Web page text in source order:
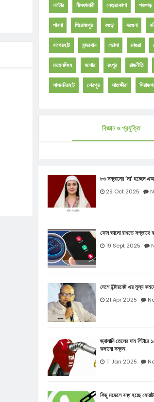
নাটোর নীলফামারী নেত্রকোণা পঞ্চগড়
পাবনা পিরোজপুর বগুড়া বরগুনা
বাগেরহাট বান্দরবান ভোলা মাগুরা
ময়মনসিংহ যশোর রংপুর রাজনীতি
লালমনিরহাট শেরপুর সাতক্ষীরা
বিজ্ঞান ও প্রযুক্তি
৮৩ সন্তানের ‘মা’ হচ্ছেন
29 Oct 2025
ফোন ভালো রাখতে সপ্তাহে
19 Sept 2025
দেশে ইন্টারনেট এর মূল্য
21 Apr 2025
জ্বালানি তেলের দাম লিটারে
কমানো সম্ভব
11 Jan 2025
কিছু মডেলে বন্ধ হচ্ছে